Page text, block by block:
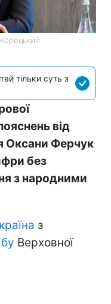
тільки суть з
від
Оксани Ферчук
без
з народними
з
Верховної